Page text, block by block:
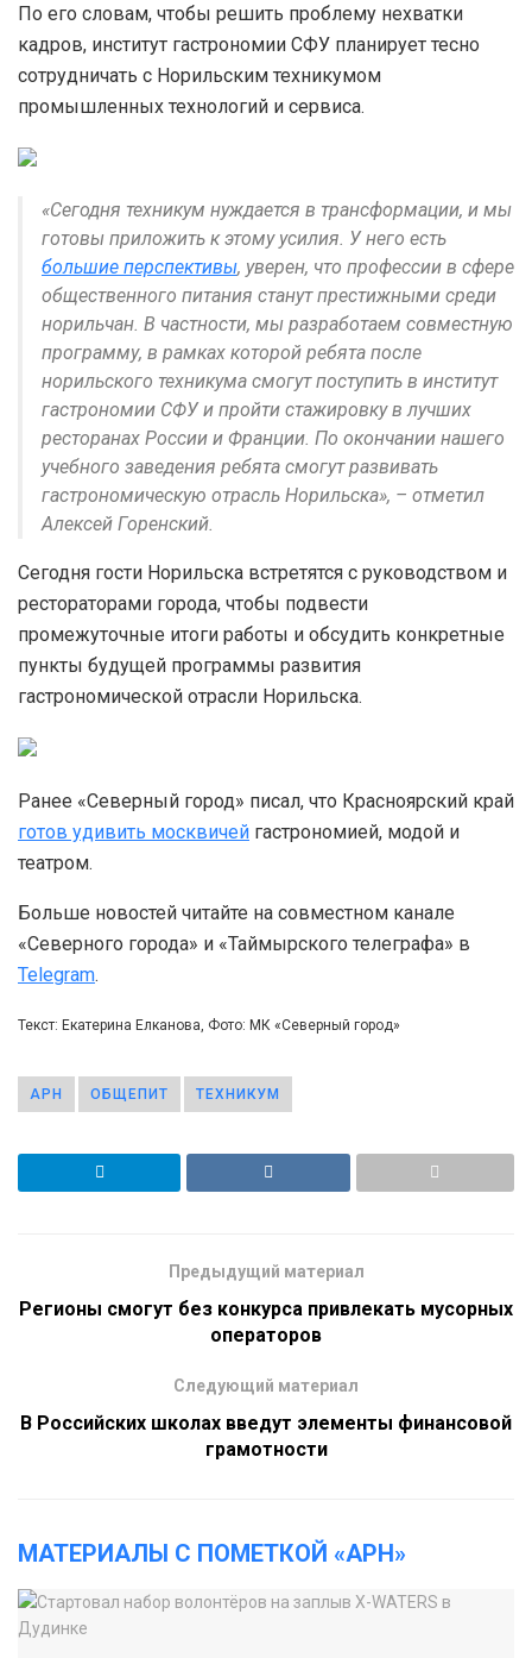
По его словам, чтобы решить проблему нехватки
кадров, институт гастрономии СФУ планирует тесно
сотрудничать с Норильским техникумом
промышленных технологий и сервиса.
«Сегодня техникум нуждается в трансформации, и мы
готовы приложить к этому усилия. У него есть
большие перспективы, уверен, что профессии в сфере
общественного питания станут престижными среди
норильчан. В частности, мы разработаем совместную
программу, в рамках которой ребята после
норильского техникума смогут поступить в институт
гастрономии СФУ и пройти стажировку в лучших
ресторанах России и Франции. По окончании нашего
учебного заведения ребята смогут развивать
гастрономическую отрасль Норильска», – отметил
Алексей Горенский.
Сегодня гости Норильска встретятся с руководством и
рестораторами города, чтобы подвести
промежуточные итоги работы и обсудить конкретные
пункты будущей программы развития
гастрономической отрасли Норильска.
Ранее «Северный город» писал, что Красноярский край
готов удивить москвичей гастрономией, модой и
театром.
Больше новостей читайте на совместном канале
«Северного города» и «Таймырского телеграфа» в
Telegram.
Текст: Екатерина Елканова, Фото: МК «Северный город»
АРН ОБЩЕПИТ ТЕХНИКУМ
Предыдущий материал
Регионы смогут без конкурса привлекать мусорных
операторов
Следующий материал
В Российских школах введут элементы финансовой
грамотности
МАТЕРИАЛЫ С ПОМЕТКОЙ «АРН»